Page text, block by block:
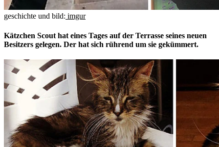
geschichte und bild: imgur
Kätzchen Scout hat eines Tages auf der Terrasse seines neuen
Besitzers gelegen. Der hat sich rührend um sie gekümmert.